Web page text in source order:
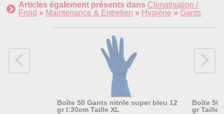
Articles également présents dans Climatisation /
Froid » Maintenance & Entretien » Hygiène » Gants
Boîte 50 Gants nitrile super bleu 12
gr l:30cm Taille XL
Boîte 50
gr Taille